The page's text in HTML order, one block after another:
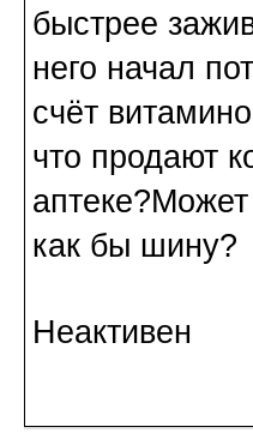
быстрее
него начал
счёт
что продают
как бы шину?
Неактивен